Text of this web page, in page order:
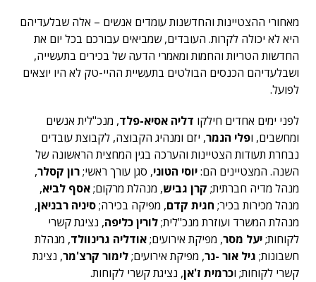
מאחורי ההצטיינות והחדשנות עומדים אנשים – אלה שבלעדיהם
היא לא יכולה לקרות. העובדים, שמביאים עבורכם בכל יום את
החדשות הטריות והחמות ומאמרי הדעה של בכירים בתעשייה,
ושבלעדיהם הכנסים הבולטים בתעשיית ההיי-טק לא היו יוצאים
לפועל.
לפני ימים אחדים חילקו דליה אסיא-פלד, מנכ"לית אנשים
ומחשבים, ופלי הנמר, יזם ומנהיג הקבוצה, לקבוצת עובדים
נבחרת תעודות הצטיינות והערכה בגין המחצית הראשונה של
השנה. המצטיינים הם:יוסי הטוני, סגן עורך ראשי;רון קסלר,
מנהל מדיה חברתית; קרן גביש, מנהלת מרקום;אסף לביא,
מנהל מכירות בכיר; חגית קדם, מפיקה בכירה;סיניה רבניאן,
מנהלת המשרד ועוזרת מנכ"לית;לורין כליפה, נציגת קשרי
לקוחות;יעל מסר, מפיקת אירועים;אודליה גרינוולד, מנהלת
חשבונות; גיל אור -נר, מפיקת אירועים;לימור קרצ'מר, נציגת
קשרי לקוחות; וכרמית ז'אן, נציגת קשרי לקוחות.